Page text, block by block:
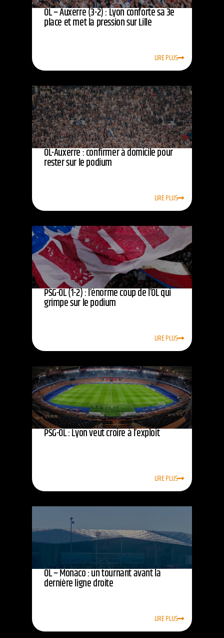
OL – Auxerre (3-2) : Lyon conforte sa 3e
place et met la pression sur Lille
LIRE PLUS
OL-Auxerre : confirmer à domicile pour
rester sur le podium
LIRE PLUS
PSG-OL (1-2) : l’énorme coup de l’OL qui
grimpe sur le podium
LIRE PLUS
PSG-OL : Lyon veut croire à l’exploit
LIRE PLUS
OL – Monaco : un tournant avant la
dernière ligne droite
LIRE PLUS